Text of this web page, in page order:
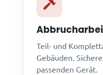
Teil- und
Gebäuden.
passenden Gerät.